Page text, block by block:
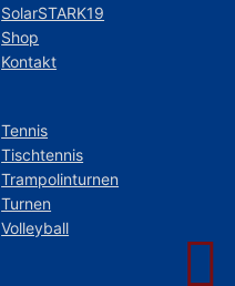
SolarSTARK19
Shop
Kontakt
Tennis
Tischtennis
Trampolinturnen
Turnen
Volleyball